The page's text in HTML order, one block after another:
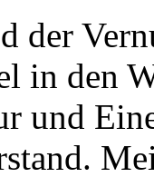
der
in den
und